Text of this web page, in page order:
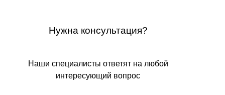
Нужна консультация?
Наши специалисты ответят на любой
интересующий вопрос